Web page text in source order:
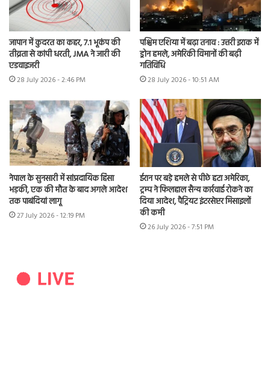
जापान में कुदरत का कहर, 7.1 भूकंप की
तीव्रता से कांपी धरती, JMA ने जारी की
एडवाइजरी
28 July 2026 - 2:46 PM
पश्चिम एशिया में बढ़ा तनाव : उत्तरी इराक में
ड्रोन हमले, अमेरिकी विमानों की बढ़ी
गतिविधि
28 July 2026 - 10:51 AM
नेपाल के सुनसारी में सांप्रदायिक हिंसा
भड़की, एक की मौत के बाद अगले आदेश
तक पाबंदियां लागू
27 July 2026 - 12:19 PM
ईरान पर बड़े हमले से पीछे हटा अमेरिका,
ट्रम्प ने फिलहाल सैन्य कार्रवाई रोकने का
दिया आदेश, पैट्रियट इंटरसेप्टर मिसाइलों
की कमी
26 July 2026 - 7:51 PM